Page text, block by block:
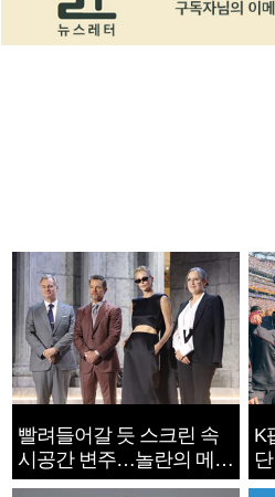
빨려들어갈 듯 스크린 속
시공간 변주…놀란의 메시
지는 ‘전쟁 속죄’
K